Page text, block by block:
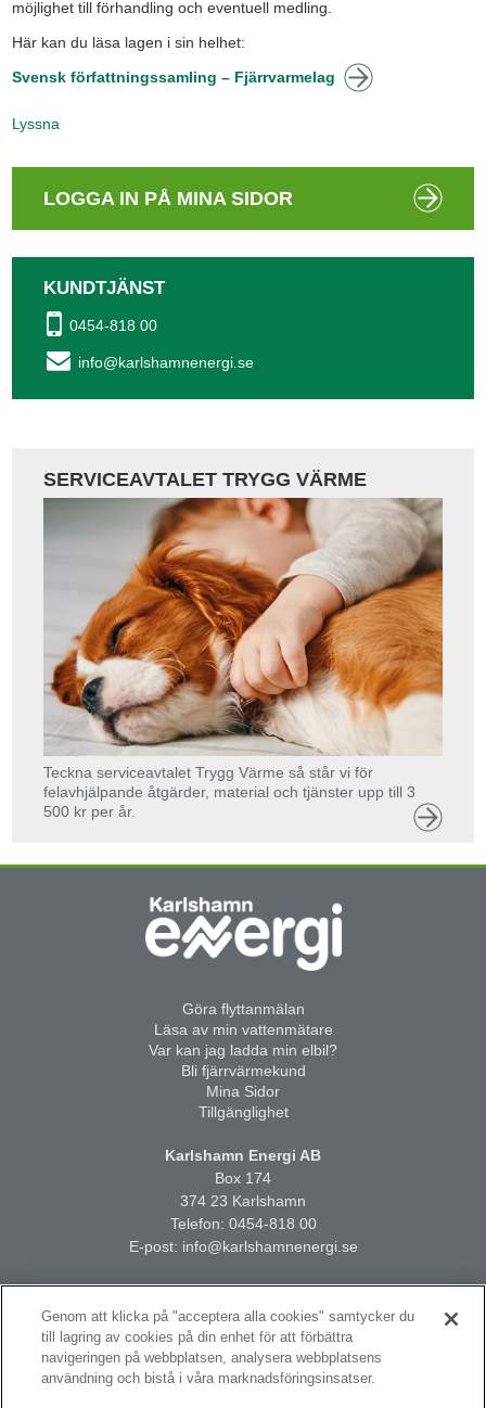
möjlighet till förhandling och eventuell medling.
Här kan du läsa lagen i sin helhet:
Svensk författningssamling – Fjärrvarmelag
Lyssna
LOGGA IN PÅ MINA SIDOR
KUNDTJÄNST
0454-818 00
info@karlshamnenergi.se
SERVICEAVTALET TRYGG VÄRME
Teckna serviceavtalet Trygg Värme så står vi för
felavhjälpande åtgärder, material och tjänster upp till 3
500 kr per år.
Göra flyttanmälan
Läsa av min vattenmätare
Var kan jag ladda min elbil?
Bli fjärrvärmekund
Mina Sidor
Tillgänglighet
Karlshamn Energi AB
Box 174
374 23 Karlshamn
Telefon: 0454-818 00
E-post: info@karlshamnenergi.se
Genom att klicka på "acceptera alla cookies" samtycker du
till lagring av cookies på din enhet för att förbättra
navigeringen på webbplatsen, analysera webbplatsens
användning och bistå i våra marknadsföringsinsatser.